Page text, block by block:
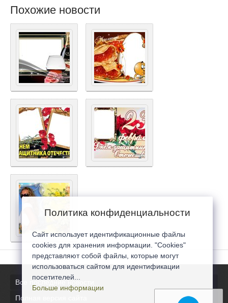
Похожие новости
Все последние новости
Полная версия сайта
Политика конфиденциальности
Сайт использует идентификационные файлы
cookies для хранения информации. "Cookies"
представляют собой файлы, которые могут
использоваться сайтом для идентификации
посетителей...
Больше информации